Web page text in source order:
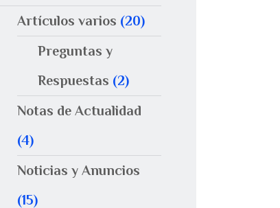
Artículos varios (20)
Preguntas y
Respuestas (2)
Notas de Actualidad
(4)
Noticias y Anuncios
(15)